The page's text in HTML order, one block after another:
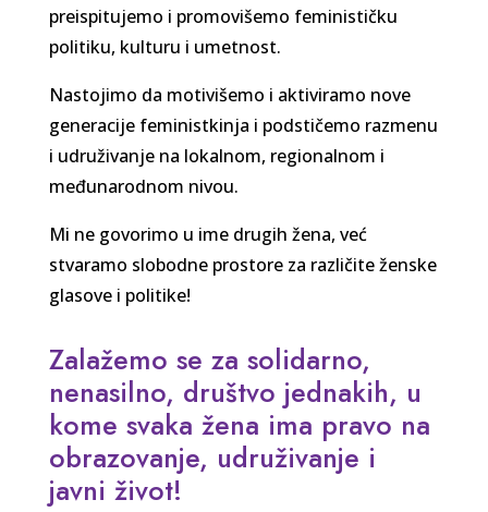
preispitujemo i promovišemo feminističku
politiku, kulturu i umetnost.
Nastojimo da motivišemo i aktiviramo nove
generacije feministkinja i podstičemo razmenu
i udruživanje na lokalnom, regionalnom i
međunarodnom nivou.
Mi ne govorimo u ime drugih žena, već
stvaramo slobodne prostore za različite ženske
glasove i politike!
Zalažemo se za solidarno,
nenasilno, društvo jednakih, u
kome svaka žena ima pravo na
obrazovanje, udruživanje i
javni život!